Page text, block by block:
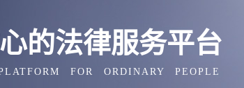
的法律服务平台
FOR ORDINARY PEOPLE